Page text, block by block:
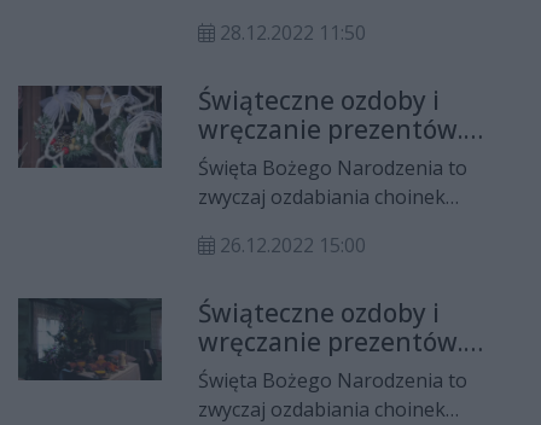
przez Stowarzyszenie Zielona Akcja
Jeżeli nie mamy pomysłu co zrobić z
choinką po świętach, oddajmy ją w
dobre ręce, a dostanie nowe życie.
28.12.2022 11:50
Świąteczne ozdoby i
wręczanie prezentów.
Skąd wzięły się te
zwyczaje?
Święta Bożego Narodzenia to
zwyczaj ozdabiania choinek
wręczenia prezentów. Jaka jest ich
26.12.2022 15:00
Świąteczne ozdoby i
wręczanie prezentów.
Skąd wzięły się te
zwyczaje?
Święta Bożego Narodzenia to
zwyczaj ozdabiania choinek